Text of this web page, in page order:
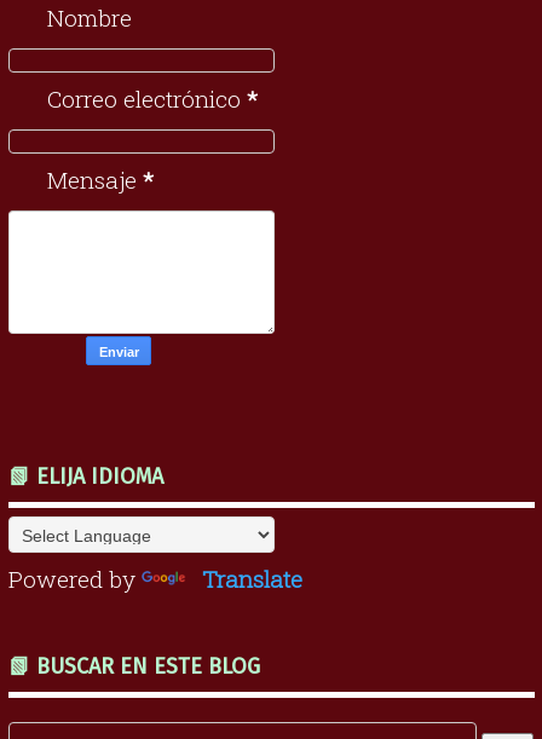
Nombre
Correo electrónico *
Mensaje *
📗 ELIJA IDIOMA
Powered by Translate
📗 BUSCAR EN ESTE BLOG